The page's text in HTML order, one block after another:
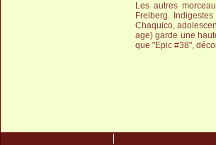
Les autres
Freiberg.
Chaquico,
age) garde une
que "Epic #38",